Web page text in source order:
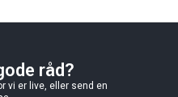
råd?
vi er live, eller send en